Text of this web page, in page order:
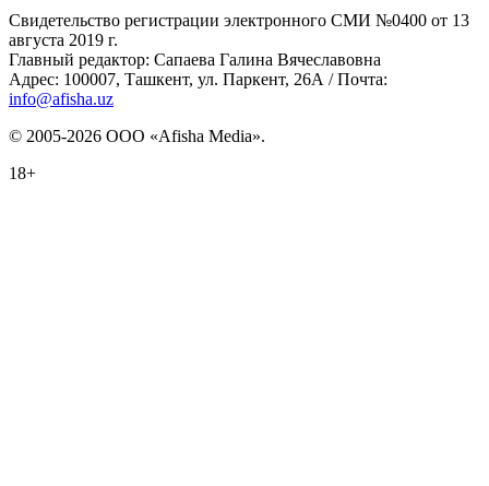
Свидетельство регистрации электронного СМИ №0400 от 13
августа 2019 г.
Главный редактор: Сапаева Галина Вячеславовна
Адрес: 100007, Ташкент, ул. Паркент, 26А / Почта:
info@afisha.uz
© 2005-2026 ООО «Afisha Media».
18+